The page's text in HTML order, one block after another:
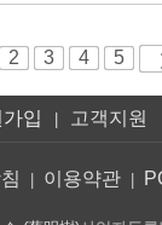
입 고객지원
이용약관